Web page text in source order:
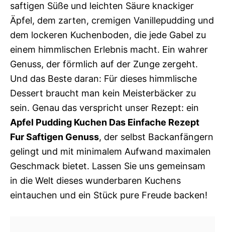
saftigen Süße und leichten Säure knackiger
Äpfel, dem zarten, cremigen Vanillepudding und
dem lockeren Kuchenboden, die jede Gabel zu
einem himmlischen Erlebnis macht. Ein wahrer
Genuss, der förmlich auf der Zunge zergeht.
Und das Beste daran: Für dieses himmlische
Dessert braucht man kein Meisterbäcker zu
sein. Genau das verspricht unser Rezept: ein
Apfel Pudding Kuchen Das Einfache Rezept
Fur Saftigen Genuss, der selbst Backanfängern
gelingt und mit minimalem Aufwand maximalen
Geschmack bietet. Lassen Sie uns gemeinsam
in die Welt dieses wunderbaren Kuchens
eintauchen und ein Stück pure Freude backen!